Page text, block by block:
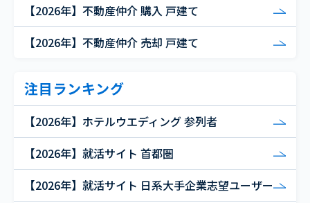
【2026年】不動産仲介 購入 戸建て
【2026年】不動産仲介 売却 戸建て
注目ランキング
【2026年】ホテルウエディング 参列者
【2026年】就活サイト 首都圏
【2026年】就活サイト 日系大手企業志望ユーザー